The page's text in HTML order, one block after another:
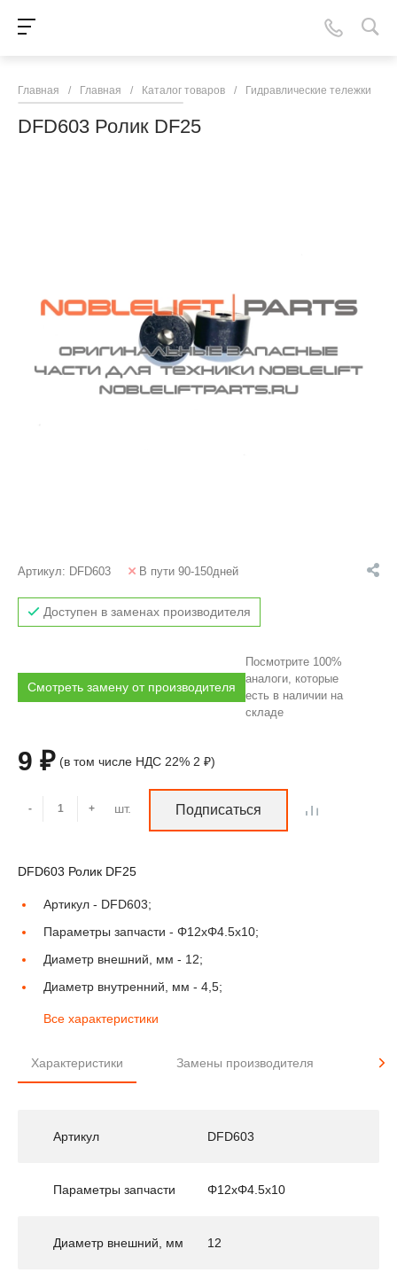
Главная / Главная / Каталог товаров / Гидравлические тележки
DFD603 Ролик DF25
Артикул: DFD603 В пути 90-150дней
Доступен в заменах производителя
Смотреть замену от производителя
Посмотрите 100%
аналоги, которые
есть в наличии на
складе
9 ₽ (в том числе НДС 22% 2 ₽)
- + шт. Подписаться
DFD603 Ролик DF25
Артикул - DFD603;
Параметры запчасти - Φ12xΦ4.5x10;
Диаметр внешний, мм - 12;
Диаметр внутренний, мм - 4,5;
Все характеристики
Характеристики Замены производителя
Артикул DFD603
Параметры запчасти Φ12xΦ4.5x10
Диаметр внешний, мм 12